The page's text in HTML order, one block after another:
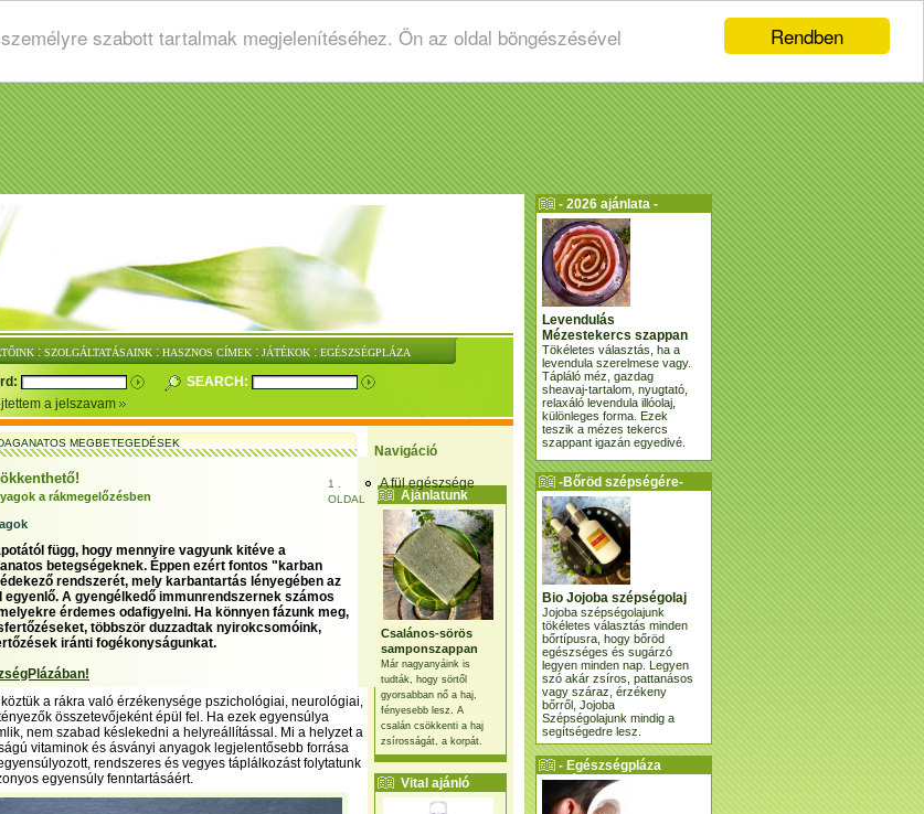
Rendben
szabott tartalmak megjelenítéséhez. Ön az oldal böngészésével
: SZOLGÁLTATÁSAINK : HASZNOS CÍMEK : JÁTÉKOK : EGÉSZSÉGPLÁZA
SEARCH:
a jelszavam
Navigáció
A fül egészsége
Ajánlatunk
Csalános-sörös
samponszappan
Már nagyanyáink is
tudták, hogy sörtől
gyorsabban nő a haj,
fényesebb lesz. A
csalán csökkenti a haj
zsírosságát, a korpát.
Vital ajánló
MEGBETEGEDÉSEK
a rákmegelőzésben
1 .
OLDAL
függ, hogy mennyire vagyunk kitéve a
betegségeknek. Éppen ezért fontos "karban
rendszerét, mely karbantartás lényegében az
A gyengélkedő immunrendszernek számos
érdemes odafigyelni. Ha könnyen fázunk meg,
többször duzzadtak nyirokcsomóink,
iránti fogékonyságunkat.
a rákra való érzékenysége pszichológiai, neurológiai,
összetevőjeként épül fel. Ha ezek egyensúlya
nem szabad késlekedni a helyreállítással. Mi a helyzet a
vitaminok és ásványi anyagok legjelentősebb forrása
rendszeres és vegyes táplálkozást folytatunk
egyensúly fenntartásáért.
- 2026 ajánlata -
Levendulás
Mézestekercs szappan
Tökéletes választás, ha a
levendula szerelmese vagy.
Tápláló méz, gazdag
sheavaj-tartalom, nyugtató,
relaxáló levendula illóolaj,
különleges forma. Ezek
teszik a mézes tekercs
szappant igazán egyedivé.
-Bőröd szépségére-
Bio Jojoba szépségolaj
Jojoba szépségolajunk
tökéletes választás minden
bőrtípusra, hogy bőröd
egészséges és sugárzó
legyen minden nap. Legyen
szó akár zsíros, pattanásos
vagy száraz, érzékeny
bőrről, Jojoba
Szépségolajunk mindig a
segítségedre lesz.
- Egészségpláza
ajánlatunk -